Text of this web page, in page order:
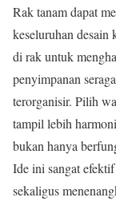
Rak tanam dapat
keseluruhan desain
di rak untuk
penyimpanan
terorganisir. Pilih
tampil lebih
bukan hanya
Ide ini sangat
sekaligus